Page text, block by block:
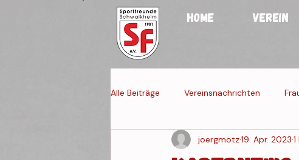
HOME VEREIN
Alle Beiträge Vereinsnachrichten
Jugendmannschaften Frauen
joergmotz19. Apr. 2023